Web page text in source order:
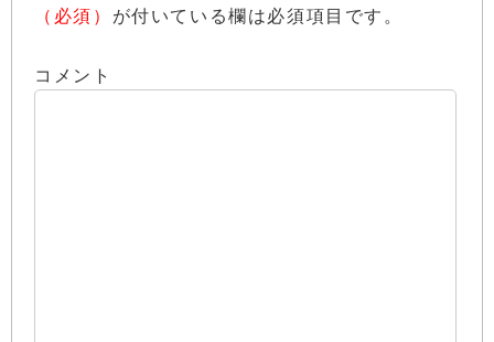
（必須） が付いている欄は必須項目です。
コメント